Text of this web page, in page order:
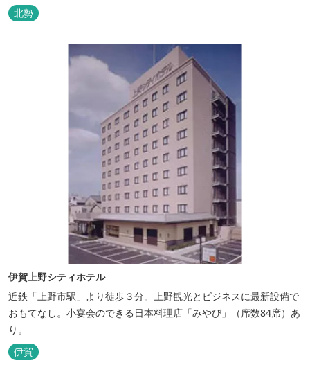
事を楽しめます。 席は店内にテーブル席や円卓、外のテラス席など
があり、お子様連れでも入りやすく居心地がいいカフェです。 森の
静かな雰囲気の中で、ゆっくり過ごすことができます。
北勢
伊賀上野シティホテル
近鉄「上野市駅」より徒歩３分。上野観光とビジネスに最新設備で
おもてなし。小宴会のできる日本料理店「みやび」（席数84席）あ
り。
伊賀